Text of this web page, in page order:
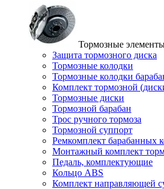
Тормозные
Защита тормозного диска
Тормозные колодки
Тормозные колодки
Комплект тормозной
Тормозные диски
Тормозной барабан
Трос ручного тормоза
Тормозной суппорт
Ремкомплект барабанных
Монтажный комплект
Педаль, комплектующие
Кольцо ABS
Комплект направляющей